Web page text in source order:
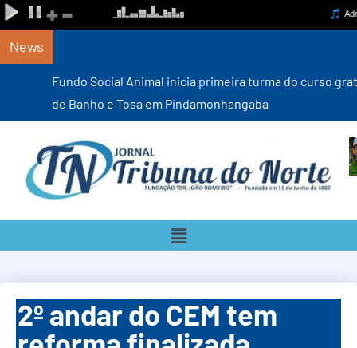
News
Fundo Social Animal inicia primeira turma do curso gratuito
de Banho e Tosa em Pindamonhangaba
2º andar do CEM tem